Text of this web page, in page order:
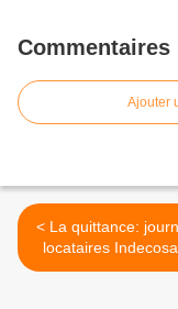
Commentaires
Ajouter
< La quittance: journal des
locataires